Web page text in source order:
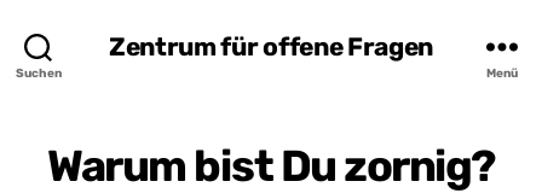
Suchen
Zentrum für offene Fragen
Menü
Warum bist Du zornig?